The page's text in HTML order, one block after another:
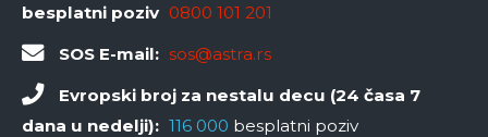
besplatni poziv 0800 101 201
SOS E-mail: sos@astra.rs
Evropski broj za nestalu decu (24 časa 7
dana u nedelji): 116 000 besplatni poziv